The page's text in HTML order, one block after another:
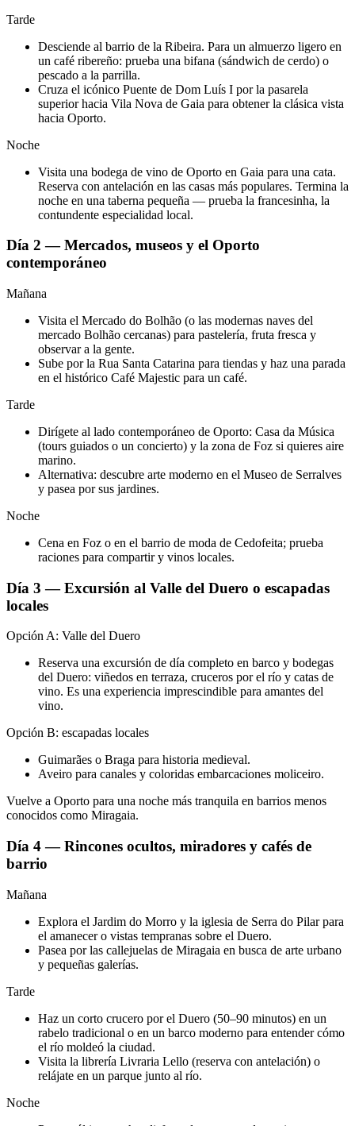
Tarde
Desciende al barrio de la Ribeira. Para un almuerzo ligero en
un café ribereño: prueba una bifana (sándwich de cerdo) o
pescado a la parrilla.
Cruza el icónico Puente de Dom Luís I por la pasarela
superior hacia Vila Nova de Gaia para obtener la clásica vista
hacia Oporto.
Noche
Visita una bodega de vino de Oporto en Gaia para una cata.
Reserva con antelación en las casas más populares. Termina la
noche en una taberna pequeña — prueba la francesinha, la
contundente especialidad local.
Día 2 — Mercados, museos y el Oporto
contemporáneo
Mañana
Visita el Mercado do Bolhão (o las modernas naves del
mercado Bolhão cercanas) para pastelería, fruta fresca y
observar a la gente.
Sube por la Rua Santa Catarina para tiendas y haz una parada
en el histórico Café Majestic para un café.
Tarde
Dirígete al lado contemporáneo de Oporto: Casa da Música
(tours guiados o un concierto) y la zona de Foz si quieres aire
marino.
Alternativa: descubre arte moderno en el Museo de Serralves
y pasea por sus jardines.
Noche
Cena en Foz o en el barrio de moda de Cedofeita; prueba
raciones para compartir y vinos locales.
Día 3 — Excursión al Valle del Duero o escapadas
locales
Opción A: Valle del Duero
Reserva una excursión de día completo en barco y bodegas
del Duero: viñedos en terraza, cruceros por el río y catas de
vino. Es una experiencia imprescindible para amantes del
vino.
Opción B: escapadas locales
Guimarães o Braga para historia medieval.
Aveiro para canales y coloridas embarcaciones moliceiro.
Vuelve a Oporto para una noche más tranquila en barrios menos
conocidos como Miragaia.
Día 4 — Rincones ocultos, miradores y cafés de
barrio
Mañana
Explora el Jardim do Morro y la iglesia de Serra do Pilar para
el amanecer o vistas tempranas sobre el Duero.
Pasea por las callejuelas de Miragaia en busca de arte urbano
y pequeñas galerías.
Tarde
Haz un corto crucero por el Duero (50–90 minutos) en un
rabelo tradicional o en un barco moderno para entender cómo
el río moldeó la ciudad.
Visita la librería Livraria Lello (reserva con antelación) o
relájate en un parque junto al río.
Noche